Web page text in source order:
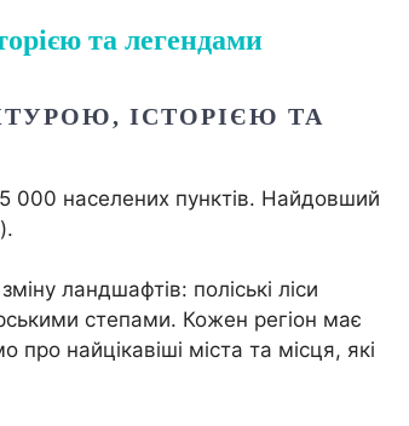
та легендами
ІСТОРІЄЮ ТА
населених пунктів. Найдовший
ландшафтів: поліські ліси
степами. Кожен регіон має
про найцікавіші міста та місця, які